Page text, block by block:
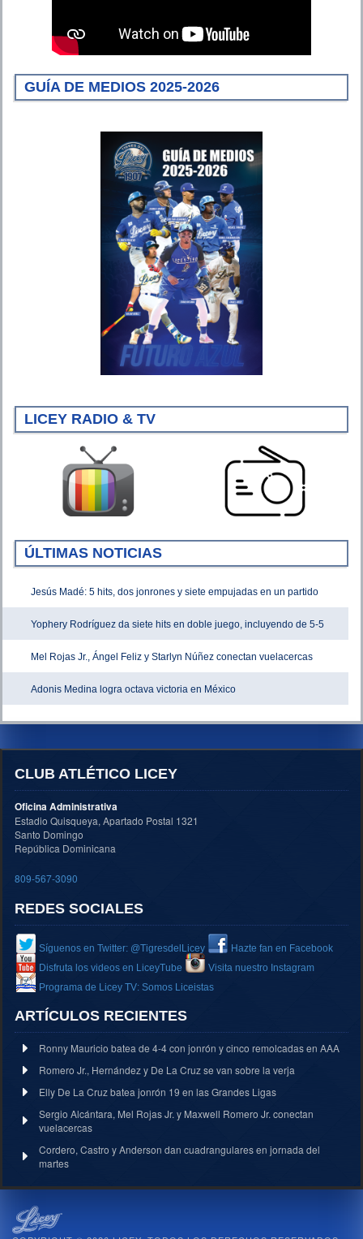
GUÍA DE MEDIOS 2025-2026
LICEY RADIO & TV
ÚLTIMAS NOTICIAS
Jesús Madé: 5 hits, dos jonrones y siete empujadas en un partido
Yophery Rodríguez da siete hits en doble juego, incluyendo de 5-5
Mel Rojas Jr., Ángel Feliz y Starlyn Núñez conectan vuelacercas
Adonis Medina logra octava victoria en México
CLUB ATLÉTICO LICEY
Oficina Administrativa
Estadio Quisqueya, Apartado Postal 1321
Santo Domingo
República Dominicana
809-567-3090
REDES SOCIALES
Síguenos en Twitter: @TigresdelLicey
Hazte fan en Facebook
Disfruta los videos en LiceyTube
Visita nuestro Instagram
Programa de Licey TV: Somos Liceistas
ARTÍCULOS RECIENTES
Ronny Mauricio batea de 4-4 con jonrón y cinco remolcadas en AAA
Romero Jr., Hernández y De La Cruz se van sobre la verja
Elly De La Cruz batea jonrón 19 en las Grandes Ligas
Sergio Alcántara, Mel Rojas Jr. y Maxwell Romero Jr. conectan
vuelacercas
Cordero, Castro y Anderson dan cuadrangulares en jornada del
martes